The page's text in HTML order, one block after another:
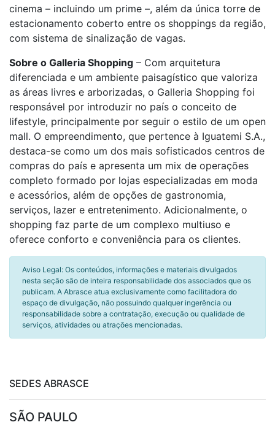
cinema – incluindo um prime –, além da única torre de
estacionamento coberto entre os shoppings da região,
com sistema de sinalização de vagas.
Sobre o Galleria Shopping – Com arquitetura
diferenciada e um ambiente paisagístico que valoriza
as áreas livres e arborizadas, o Galleria Shopping foi
responsável por introduzir no país o conceito de
lifestyle, principalmente por seguir o estilo de um open
mall. O empreendimento, que pertence à Iguatemi S.A.,
destaca-se como um dos mais sofisticados centros de
compras do país e apresenta um mix de operações
completo formado por lojas especializadas em moda
e acessórios, além de opções de gastronomia,
serviços, lazer e entretenimento. Adicionalmente, o
shopping faz parte de um complexo multiuso e
oferece conforto e conveniência para os clientes.
Aviso Legal: Os conteúdos, informações e materiais divulgados
nesta seção são de inteira responsabilidade dos associados que os
publicam. A Abrasce atua exclusivamente como facilitadora do
espaço de divulgação, não possuindo qualquer ingerência ou
responsabilidade sobre a contratação, execução ou qualidade de
serviços, atividades ou atrações mencionadas.
SEDES ABRASCE
SÃO PAULO